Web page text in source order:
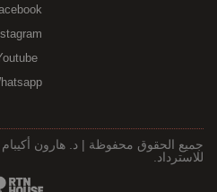
جميع الحقوق محفوظة | د. هارون أكيبام
للاسترداد.